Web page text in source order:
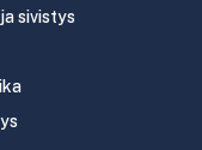
sivistys